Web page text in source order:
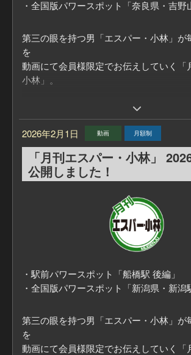
・全国版パワースポット「奈良県・吉野
第三の眼を持つ男「エスパー・小林」が
を
動画にて会員様限定でお伝えしていく「
小林」。
また、エスパー・小林おすすめの「パワ
教えてもらいます！
■「月刊エスパー・小林」についてはこ
https://mugenju.com/contents/?id=595
2026年2月1日 動画 月額制
「月刊エスパー・小林」
公開しました！
・駅前パワースポット「船橋駅 後編」
・全国版パワースポット「新潟県・新潟
第三の眼を持つ男「エスパー・小林」が
を
動画にて会員様限定でお伝えしていく「